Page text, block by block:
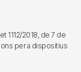
1112/2018, de 7 de
per a dispositius